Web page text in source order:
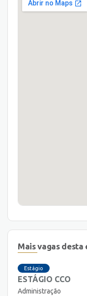
Mais vagas desta
Estágio
ESTÁGIO CCO
Administração